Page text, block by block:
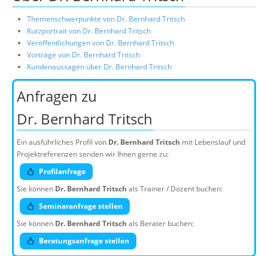
Themenschwerpunkte von Dr. Bernhard Tritsch
Kurzportrait von Dr. Bernhard Tritsch
Veröffentlichungen von Dr. Bernhard Tritsch
Vorträge von Dr. Bernhard Tritsch
Kundenaussagen über Dr. Bernhard Tritsch
Anfragen zu
Dr. Bernhard Tritsch
Ein ausführliches Profil von Dr. Bernhard Tritsch mit Lebenslauf und
Projektreferenzen senden wir Ihnen gerne zu:
Profilanfrage
Sie können Dr. Bernhard Tritsch als Trainer / Dozent buchen:
Seminaranfrage stellen
Sie können Dr. Bernhard Tritsch als Berater buchen:
Beratungsanfrage stellen